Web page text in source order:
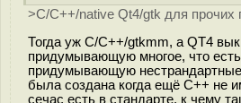
>С/С++/native Qt4/gtk для прочих
Тогда уж С/C++/gtkmm, а QT4
придумывающую многое, что
придумывающую
была создана когда ещё С++ не
сечас есть в стандарте, к чему